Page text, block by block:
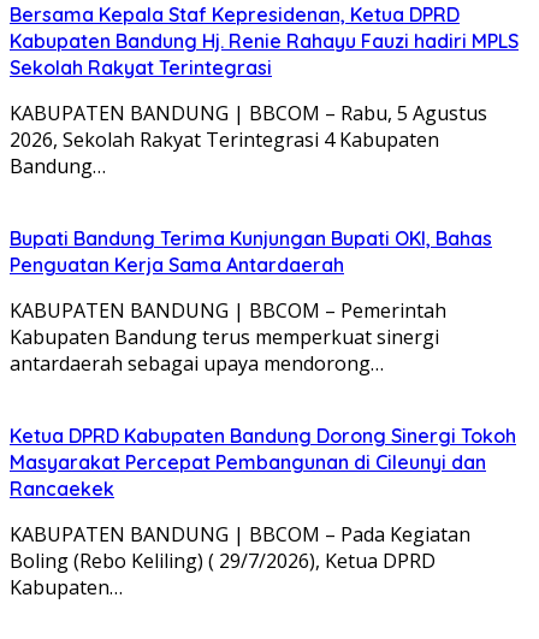
Bersama Kepala Staf Kepresidenan, Ketua DPRD
Kabupaten Bandung Hj. Renie Rahayu Fauzi hadiri MPLS
Sekolah Rakyat Terintegrasi
KABUPATEN BANDUNG | BBCOM – Rabu, 5 Agustus
2026, Sekolah Rakyat Terintegrasi 4 Kabupaten
Bandung…
Bupati Bandung Terima Kunjungan Bupati OKI, Bahas
Penguatan Kerja Sama Antardaerah
KABUPATEN BANDUNG | BBCOM – Pemerintah
Kabupaten Bandung terus memperkuat sinergi
antardaerah sebagai upaya mendorong…
Ketua DPRD Kabupaten Bandung Dorong Sinergi Tokoh
Masyarakat Percepat Pembangunan di Cileunyi dan
Rancaekek
KABUPATEN BANDUNG | BBCOM – Pada Kegiatan
Boling (Rebo Keliling) ( 29/7/2026), Ketua DPRD
Kabupaten…